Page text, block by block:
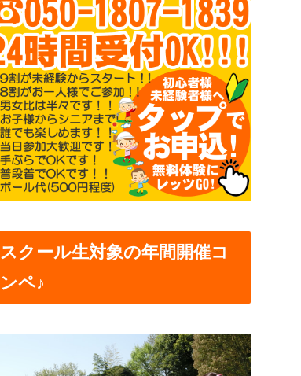
スクール生対象の年間開催コ
ンペ♪